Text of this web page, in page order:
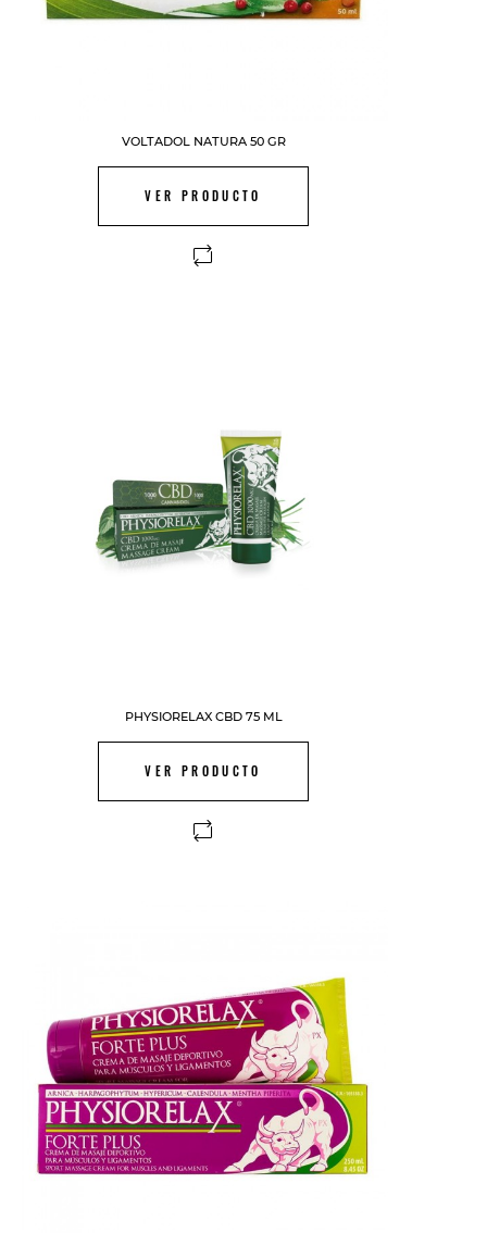
VOLTADOL NATURA 50 GR
VER PRODUCTO
PHYSIORELAX CBD 75 ML
VER PRODUCTO